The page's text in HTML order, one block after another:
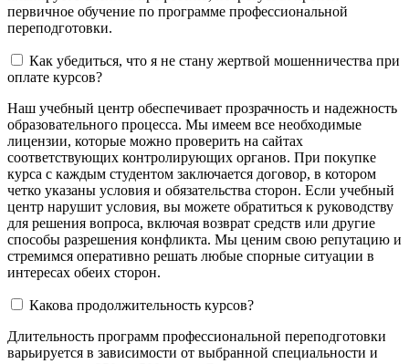
первичное обучение по программе профессиональной
переподготовки.
Как убедиться, что я не стану жертвой мошенничества при
оплате курсов?
Наш учебный центр обеспечивает прозрачность и надежность
образовательного процесса. Мы имеем все необходимые
лицензии, которые можно проверить на сайтах
соответствующих контролирующих органов. При покупке
курса с каждым студентом заключается договор, в котором
четко указаны условия и обязательства сторон. Если учебный
центр нарушит условия, вы можете обратиться к руководству
для решения вопроса, включая возврат средств или другие
способы разрешения конфликта. Мы ценим свою репутацию и
стремимся оперативно решать любые спорные ситуации в
интересах обеих сторон.
Какова продолжительность курсов?
Длительность программ профессиональной переподготовки
варьируется в зависимости от выбранной специальности и